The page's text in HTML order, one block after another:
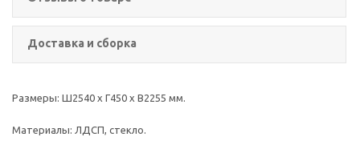
Доставка и сборка
Размеры: Ш2540 х Г450 х В2255 мм.
Материалы: ЛДСП, стекло.